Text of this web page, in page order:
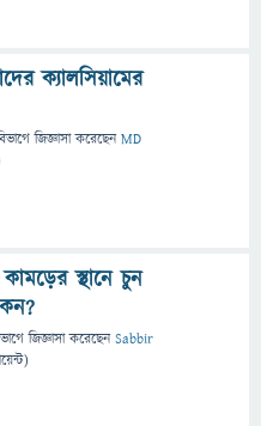
ক্যালসিয়ামের
জিজ্ঞাসাকরেছেনMD
স্থানে চুন
জিজ্ঞাসাকরেছেনSabbir